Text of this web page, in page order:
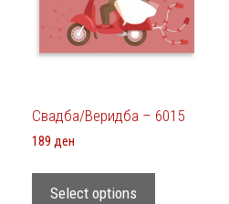
Свадба/Веридба – 6015
189 ден
Select options